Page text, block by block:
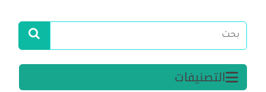
التصنيفات